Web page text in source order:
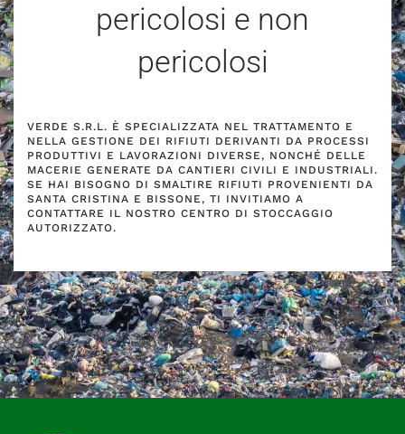
pericolosi e non
pericolosi
VERDE S.R.L. È SPECIALIZZATA NEL TRATTAMENTO E
NELLA GESTIONE DEI RIFIUTI DERIVANTI DA PROCESSI
PRODUTTIVI E LAVORAZIONI DIVERSE, NONCHÉ DELLE
MACERIE GENERATE DA CANTIERI CIVILI E INDUSTRIALI.
SE HAI BISOGNO DI SMALTIRE RIFIUTI PROVENIENTI DA
SANTA CRISTINA E BISSONE, TI INVITIAMO A
CONTATTARE IL NOSTRO CENTRO DI STOCCAGGIO
AUTORIZZATO.